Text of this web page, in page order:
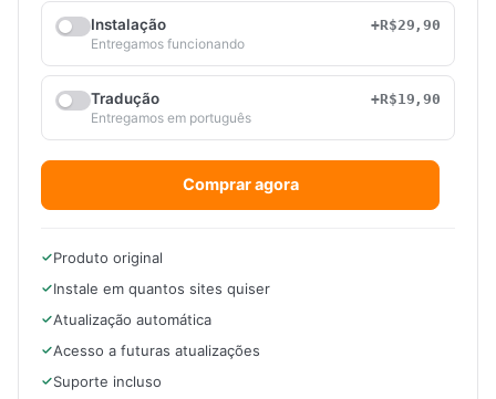
Instalação
+R$29,90
Entregamos funcionando
Tradução
+R$19,90
Entregamos em português
Comprar agora
Produto original
Instale em quantos sites quiser
Atualização automática
Acesso a futuras atualizações
Suporte incluso